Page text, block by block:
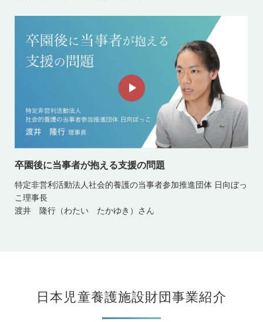
卒園後に当事者が抱える支援の問題
特定非営利活動法人社会的養護の当事者参加推進団体 日向ぼっ
こ理事長
渡井 隆行（わたい たかゆき）さん
日本児童養護施設財団事業紹介